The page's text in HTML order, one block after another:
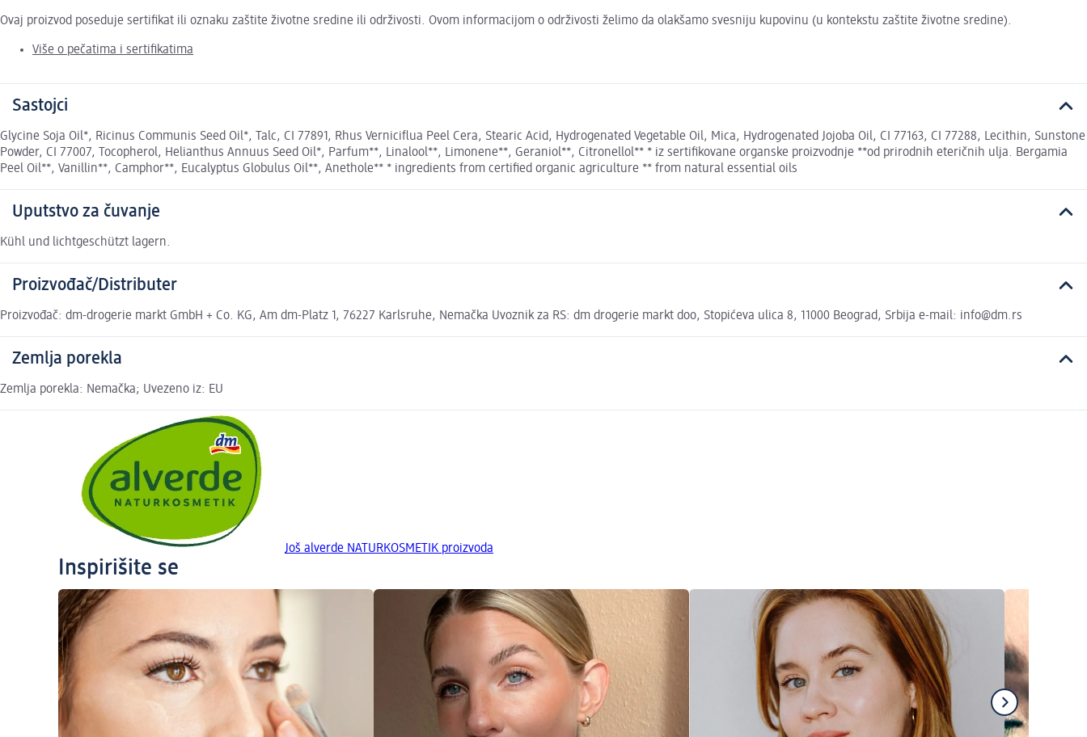
Ovaj proizvod poseduje sertifikat ili oznaku zaštite životne sredine ili održivosti. Ovom informacijom o održivosti želimo da olakšamo svesniju kupovinu (u kontekstu zaštite životne sredine).
Više o pečatima i sertifikatima
Sastojci
Glycine Soja Oil*, Ricinus Communis Seed Oil*, Talc, CI 77891, Rhus Verniciflua Peel Cera, Stearic Acid, Hydrogenated Vegetable Oil, Mica, Hydrogenated Jojoba Oil, CI 77163, CI 77288, Lecithin, Sunstone
Powder, CI 77007, Tocopherol, Helianthus Annuus Seed Oil*, Parfum**, Linalool**, Limonene**, Geraniol**, Citronellol** * iz sertifikovane organske proizvodnje **od prirodnih eteričnih ulja. Bergamia
Peel Oil**, Vanillin**, Camphor**, Eucalyptus Globulus Oil**, Anethole** * ingredients from certified organic agriculture ** from natural essential oils
Uputstvo za čuvanje
Kühl und lichtgeschützt lagern.
Proizvođač/Distributer
Proizvođač: dm-drogerie markt GmbH + Co. KG, Am dm-Platz 1, 76227 Karlsruhe, Nemačka Uvoznik za RS: dm drogerie markt doo, Stopićeva ulica 8, 11000 Beograd, Srbija e-mail: info@dm.rs
Zemlja porekla
Zemlja porekla: Nemačka; Uvezeno iz: EU
Još alverde NATURKOSMETIK proizvoda
Inspirišite se